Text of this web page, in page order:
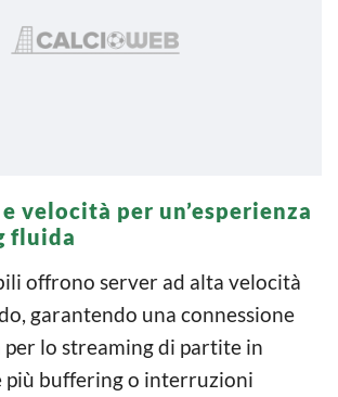
velocità per un’esperienza
fluida
offrono server ad alta velocità
garantendo una connessione
lo streaming di partite in
più buffering o interruzioni